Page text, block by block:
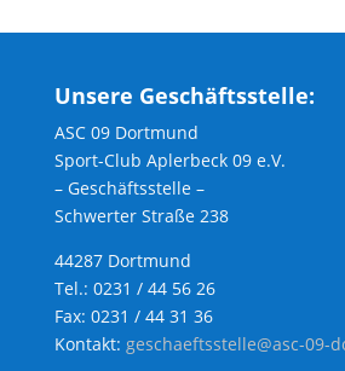
Unsere Geschäftsstelle:
ASC 09 Dortmund
Sport-Club Aplerbeck 09 e.V.
– Geschäftsstelle –
Schwerter Straße 238
44287 Dortmund
Tel.: 0231 / 44 56 26
Fax: 0231 / 44 31 36
Kontakt: geschaeftsstelle@asc-09-